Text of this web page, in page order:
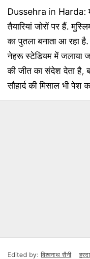
Dussehra in Harda:
तैयारियां जोरों पर हैं.
का पुतला बनाता आ रहा
नेहरू स्टेडियम में जलाया
की जीत का संदेश देता है,
सौहार्द की मिसाल भी पेश
Edited by: विश्वनाथ सैनी